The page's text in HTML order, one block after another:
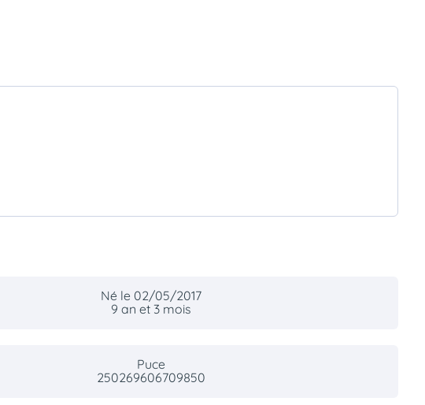
Né le 02/05/2017
9 an et 3 mois
Puce
250269606709850